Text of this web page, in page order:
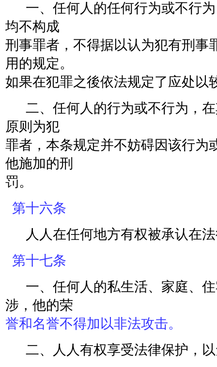
一、任何人的任何行为或不行为
均不构成
刑事罪者，不得据以认为犯有刑事
用的规定。
如果在犯罪之後依法规定了应处以
二、任何人的行为或不行为，在
原则为犯
罪者，本条规定并不妨碍因该行为
他施加的刑
罚。
第十六条
人人在任何地方有权被承认在
第十七条
一、任何人的私生活、家庭、住
涉，他的荣
誉和名誉不得加以非法攻击。
二、人人有权享受法律保护，